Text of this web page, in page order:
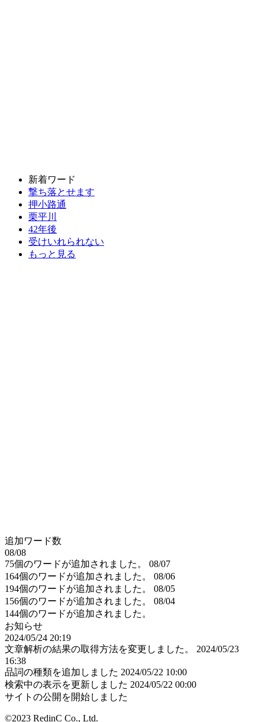
新着ワード
撃ち落とせます
押小路通
栗平川
42年後
受けいれられない
もっと見る
追加ワード数
08/08
75個のワードが追加されました。
08/07
164個のワードが追加されました。
08/06
194個のワードが追加されました。
08/05
156個のワードが追加されました。
08/04
144個のワードが追加されました。
お知らせ
2024/05/24 20:19
文章解析の結果の取得方法を変更しました。
2024/05/23
16:38
品詞の種類を追加しました 2024/05/22 10:00
検索中の表示を更新しました 2024/05/22 00:00
サイトの公開を開始しました
©2023 RedinC Co., Ltd.